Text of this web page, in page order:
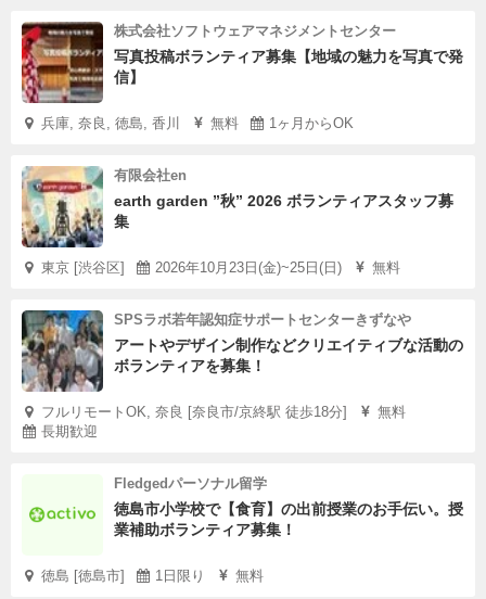
株式会社ソフトウェアマネジメントセンター
写真投稿ボランティア募集【地域の魅力を写真で発
信】
兵庫, 奈良, 徳島, 香川 無料 1ヶ月からOK
有限会社en
earth garden ”秋” 2026 ボランティアスタッフ募
集
東京 [渋谷区] 2026年10月23日(金)~25日(日) 無料
SPSラボ若年認知症サポートセンターきずなや
アートやデザイン制作などクリエイティブな活動の
ボランティアを募集！
フルリモートOK, 奈良 [奈良市/京終駅 徒歩18分]
無料
長期歓迎
Fledgedパーソナル留学
徳島市小学校で【食育】の出前授業のお手伝い。授
業補助ボランティア募集！
徳島 [徳島市] 1日限り 無料